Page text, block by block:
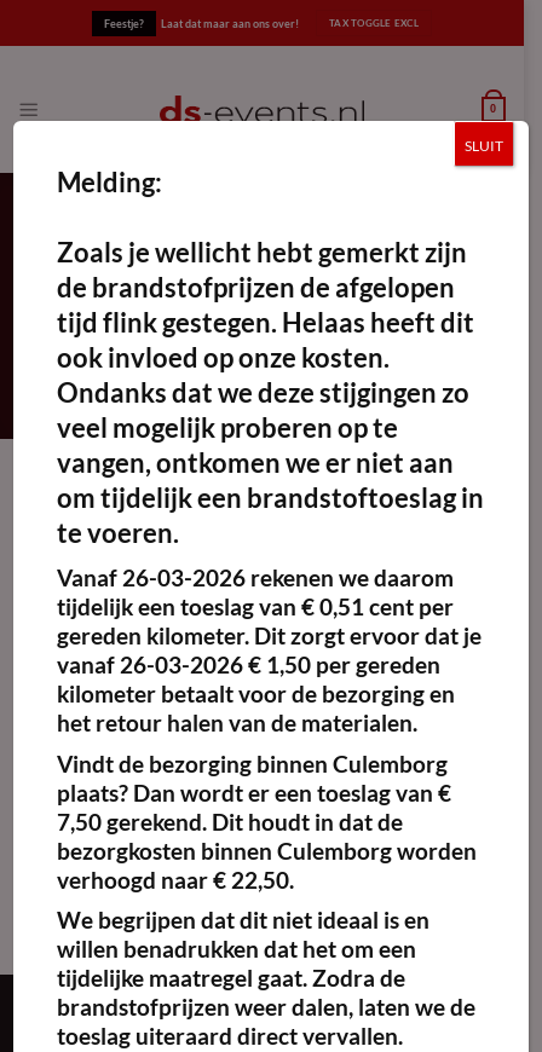
Feestje? Laat dat maar aan ons over!
0
inklapbare roomdivider
FILTERS TOEPASSEN
Maak
favoriet!
Kamerscherm
€10.00 excl. BTW
Kies
huurperiode
Melding:
Zoals je wellicht hebt gemerkt zijn
de brandstofprijzen de afgelopen
tijd flink gestegen. Helaas heeft dit
ook invloed op onze kosten.
Ondanks dat we deze stijgingen zo
veel mogelijk proberen op te
vangen, ontkomen we er niet aan
om tijdelijk een brandstoftoeslag in
te voeren.
Vanaf 26-03-2026 rekenen we daarom
tijdelijk een toeslag van € 0,51 cent per
gereden kilometer. Dit zorgt ervoor dat je
vanaf 26-03-2026 € 1,50 per gereden
kilometer betaalt voor de bezorging en
het retour halen van de materialen.
Vindt de bezorging binnen Culemborg
plaats? Dan wordt er een toeslag van €
7,50 gerekend. Dit houdt in dat de
bezorgkosten binnen Culemborg worden
verhoogd naar € 22,50.
We begrijpen dat dit niet ideaal is en
willen benadrukken dat het om een
tijdelijke maatregel gaat. Zodra de
brandstofprijzen weer dalen, laten we de
toeslag uiteraard direct vervallen.
SLUIT